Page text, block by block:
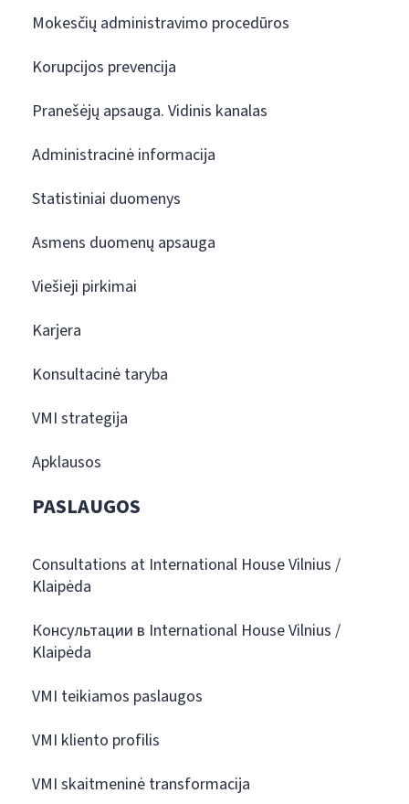
Mokesčių administravimo procedūros
Korupcijos prevencija
Pranešėjų apsauga. Vidinis kanalas
Administracinė informacija
Statistiniai duomenys
Asmens duomenų apsauga
Viešieji pirkimai
Karjera
Konsultacinė taryba
VMI strategija
Apklausos
PASLAUGOS
Consultations at International House Vilnius /
Klaipėda
Консультации в International House Vilnius /
Klaipėda
VMI teikiamos paslaugos
VMI kliento profilis
VMI skaitmeninė transformacija